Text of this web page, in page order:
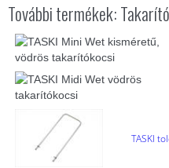
További termékek:
TASKI